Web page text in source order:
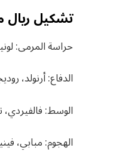
تشكيل ريال
حراسة المرمى:
الدفاع: أرنولد،
الوسط: فالفيردي،
الهجوم: مبابي،